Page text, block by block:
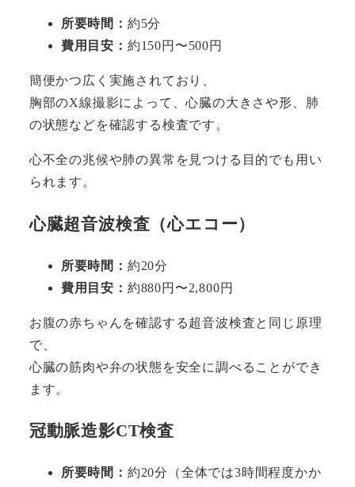
所要時間： 約5分
費用目安： 約150円〜500円
簡便かつ広く実施されており、
胸部のX線撮影によって、心臓の大きさや形、肺
の状態などを確認する検査です。
心不全の兆候や肺の異常を見つける目的でも用い
られます。
心臓超音波検査（心エコー）
所要時間： 約20分
費用目安： 約880円〜2,800円
お腹の赤ちゃんを確認する超音波検査と同じ原理
で、
心臓の筋肉や弁の状態を安全に調べることができ
ます。
冠動脈造影CT検査
所要時間： 約20分（全体では3時間程度かか